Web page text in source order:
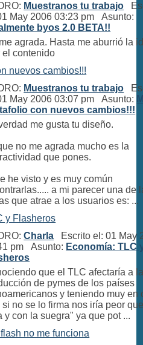
Muestranos tu trabajo
May 2006 03:23 pm Asunto:
byos 2.0 BETA!!
agrada. Hasta me aburrió la
el contenido
nuevos cambios!!!
Muestranos tu trabajo
May 2006 03:07 pm Asunto:
con nuevos cambios!!!
me gusta tu diseño.
no me agrada mucho es la
que pones.
he visto y es muy común
a mi parecer una de
que atrae a los usuarios es: ...
y Flasheros
Charla Escrito el: 01 May
pm Asunto: Economía: TLC
que el TLC afectaría a
de pymes de los países
y teniendo muy en
si no se lo firma nos iría peor
y con la suegra" ya que pot ...
no me funciona